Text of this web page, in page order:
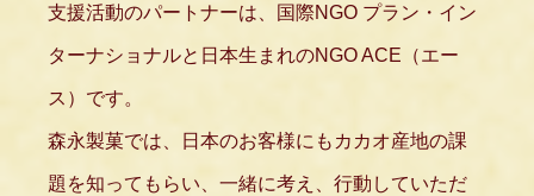
⽀援活動のパートナーは、国際NGO プラン・イン
ターナショナルと日本生まれのNGO ACE（エー
ス）です。
森永製菓では、日本のお客様にもカカオ産地の課
題を知ってもらい、一緒に考え、行動していただ